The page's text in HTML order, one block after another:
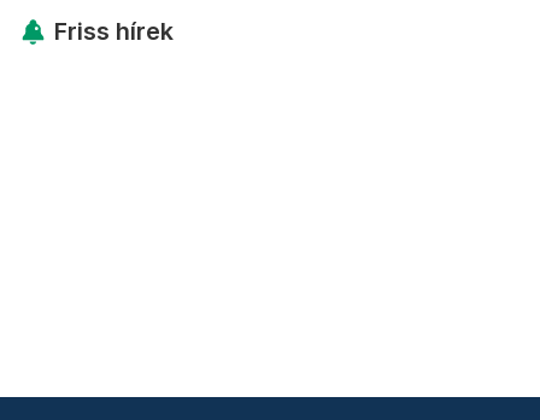
Friss hírek